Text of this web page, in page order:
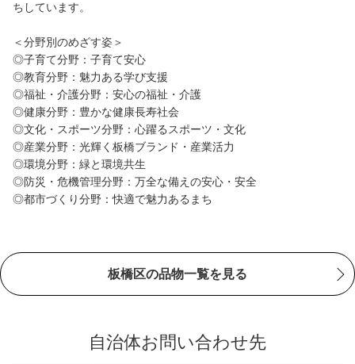
ちしています。
＜分野別のめざす姿＞
◎子育て分野：子育て安心
◎教育分野：魅力ある学び支援
◎福祉・介護分野：安心の福祉・介護
◎健康分野：豊かな健康長寿社会
◎文化・スポーツ分野：心躍るスポーツ・文化
◎産業分野：光輝く板橋ブランド・産業活力
◎環境分野：緑と環境共生
◎防災・危機管理分野：万全な備えの安心・安全
◎都市づくり分野：快適で魅力あるまち
板橋区の品物一覧を見る
自治体お問い合わせ先